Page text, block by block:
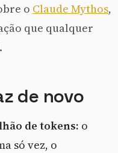
o Claude Mythos,
que qualquer
de novo
de tokens: o
só vez, o